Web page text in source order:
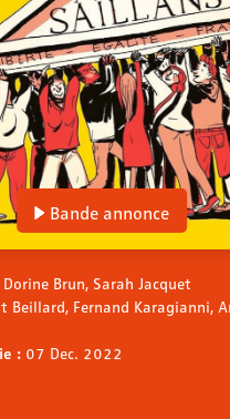
Bande annonce
Dorine Brun, Sarah Jacquet
Beillard, Fernand Karagianni,
: 07 Dec. 2022